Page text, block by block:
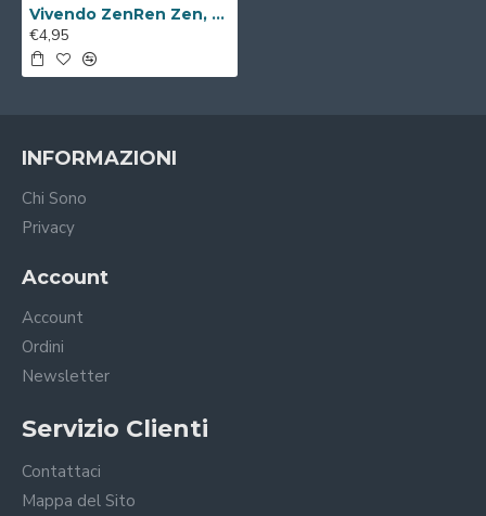
Vivendo ZenRen Zen, Armando Curcio Editore, Roma 2017
€4,95
INFORMAZIONI
Chi Sono
Privacy
Account
Account
Ordini
Newsletter
Servizio Clienti
Contattaci
Mappa del Sito